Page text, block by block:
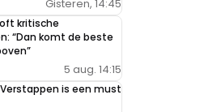
Gisteren, 14:45
kritische
“Dan komt de beste
5 aug. 14:15
is een must